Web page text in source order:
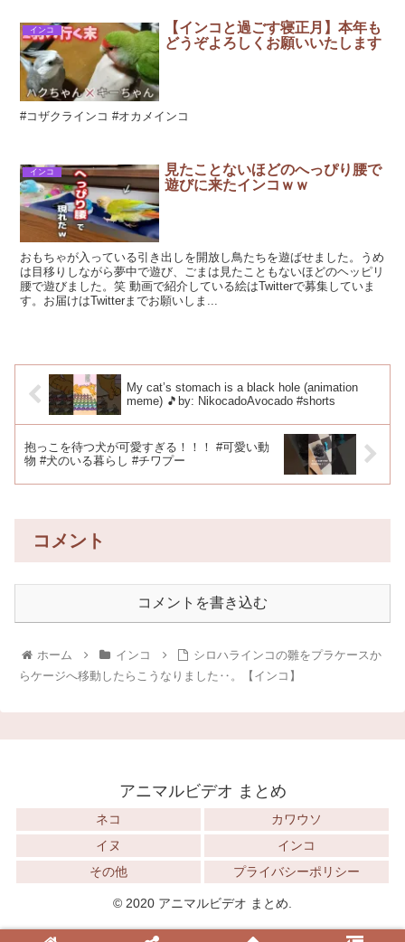
インコ
【インコと過ごす寝正月】本年も
どうぞよろしくお願いいたします
#コザクラインコ #オカメインコ
インコ
見たことないほどのへっぴり腰で
遊びに来たインコｗｗ
おもちゃが入っている引き出しを開放し鳥たちを遊ばせました。うめ
は目移りしながら夢中で遊び、ごまは見たこともないほどのヘッピリ
腰で遊びました。笑 動画で紹介している絵はTwitterで募集していま
す。お届けはTwitterまでお願いしま...
My cat’s stomach is a black hole (animation
meme) 🎵by: NikocadoAvocado #shorts
抱っこを待つ犬が可愛すぎる！！！ #可愛い動
物 #犬のいる暮らし #チワプー
コメント
コメントを書き込む
ホーム インコ
シロハラインコの雛をプラケースか
らケージへ移動したらこうなりました‥。【インコ】
アニマルビデオ まとめ
ネコ
カワウソ
イヌ
インコ
その他
プライバシーポリシー
© 2020 アニマルビデオ まとめ.